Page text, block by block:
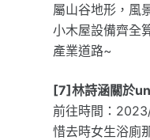
屬山谷地形，風
小木屋設備齊全
產業道路~
[7]林詩涵關於
前往時間：
惜去時女生浴廁